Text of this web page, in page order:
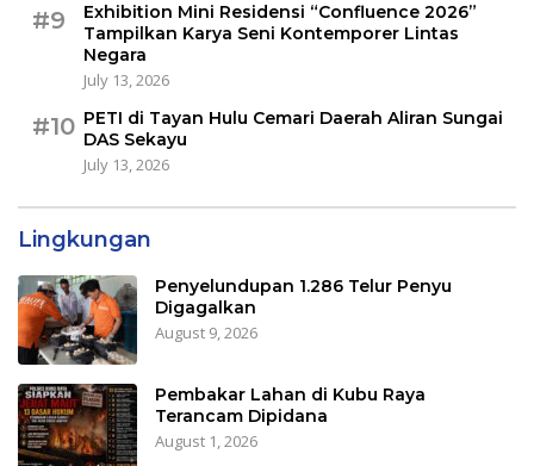
#9
Exhibition Mini Residensi “Confluence 2026”
Tampilkan Karya Seni Kontemporer Lintas
Negara
July 13, 2026
#10 PETI di Tayan Hulu Cemari Daerah Aliran Sungai
DAS Sekayu
July 13, 2026
Lingkungan
Penyelundupan 1.286 Telur Penyu
Digagalkan
August 9, 2026
Pembakar Lahan di Kubu Raya
Terancam Dipidana
August 1, 2026